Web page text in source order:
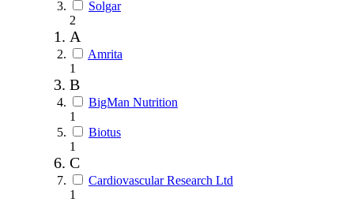
Solgar
2
A
Amrita
1
B
BigMan Nutrition
1
Biotus
1
C
Cardiovascular Research Ltd
1